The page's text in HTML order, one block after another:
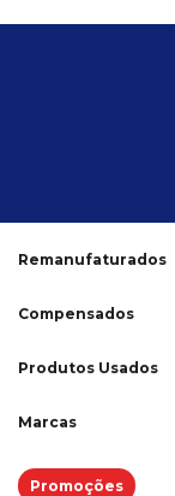
Remanufaturados
Compensados
Produtos Usados
Marcas
Promoções